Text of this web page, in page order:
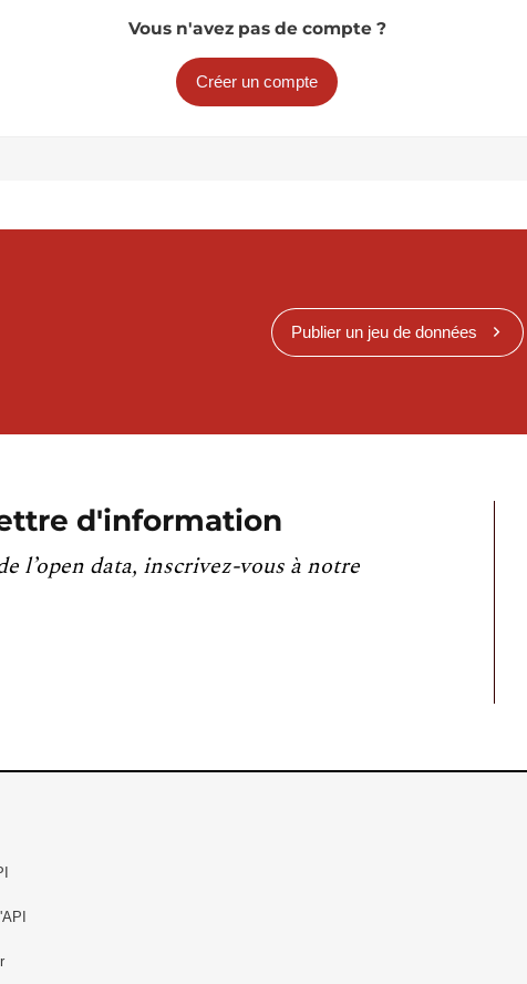
Vous n'avez pas de compte ?
Créer un compte
Publier un jeu de données
d'information
l’open data, inscrivez-vous à notre